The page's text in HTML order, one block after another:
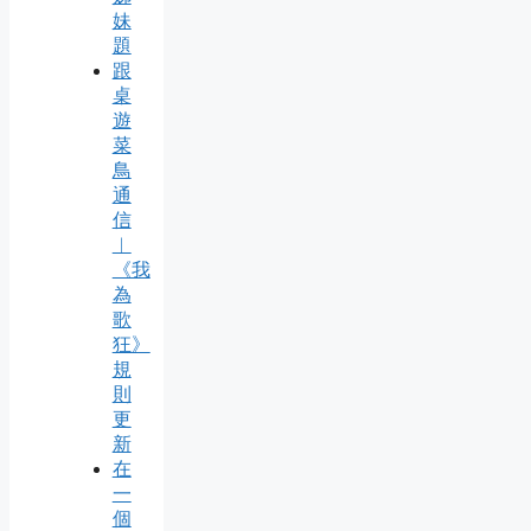
妹
題
跟
桌
遊
菜
鳥
通
信
《我
為
歌
狂》
規
則
更
新
在
一
個